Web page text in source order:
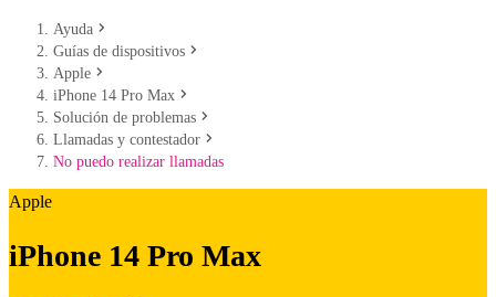
Ayuda
Guías de dispositivos
Apple
iPhone 14 Pro Max
Solución de problemas
Llamadas y contestador
No puedo realizar llamadas
Apple
iPhone 14 Pro Max